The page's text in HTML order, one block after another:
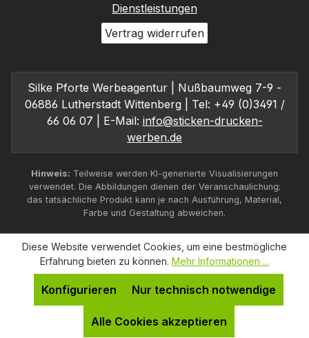
Dienstleistungen
Vertrag widerrufen
Silke Pforte Werbeagentur | Nußbaumweg 7-9 -
06886 Lutherstadt Wittenberg | Tel: +49 (0)3491 /
66 06 07 | E-Mail: info@sticken-drucken-
werben.de
Hinweis: Teilweise werden KI-generierte Visualisierungen
verwendet. Die Abbildungen dienen der Veranschaulichung;
das tatsächliche Produkt kann je nach Ausführung, Material,
Farbe und Gestaltung abweichen.
Diese Website verwendet Cookies, um eine bestmögliche
Erfahrung bieten zu können. Mehr Informationen ...
Nur technisch notwendige
Konfigurieren
Alle Cookies akzeptieren